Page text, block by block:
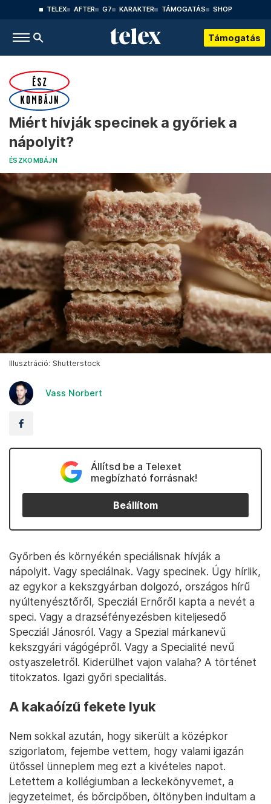
TELEX AFTER G7 KARAKTER TÁMOGATÁS SHOP
Támogatás
Miért hívják specinek a győriek a
nápolyit?
ÉSZKOMBÁJN
Illusztráció: Shutterstock
Vass Norbert
Állítsd be a Telexet
megbízható forrásnak!
Beállítom
Győrben és környékén speciálisnak hívják a
nápolyit. Vagy speciálnak. Vagy specinek. Úgy hírlik,
az egykor a kekszgyárban dolgozó, országos hírű
nyúltenyésztőről, Specziál Ernőről kapta a nevét a
speci. Vagy a drazséfényezésben kiteljesedő
Specziál Jánosról. Vagy a Spezial márkanevű
kekszgyári vágógépről. Vagy a Specialité nevű
ostyaszeletről. Kiderülhet vajon valaha? A történet
titokzatos. Igazi győri specialitás.
A kakaóízű fekete lyuk
Nem sokkal azután, hogy sikerült a középkor
szigorlatom, fejembe vettem, hogy valami igazán
ütőssel ünneplem meg ezt a kivételes napot.
Letettem a kollégiumban a leckekönyvemet, a
jegyzeteimet, és bőrcipőben, öltönyben indultam a